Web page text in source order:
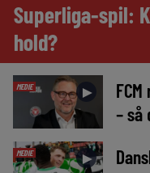
Superliga-spil:
hold?
MEDIE ►
– så
MEDIE ►